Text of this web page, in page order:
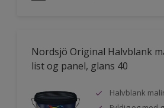
Nordsjö Original Halvblank
list og panel, glans 40
Halvblank